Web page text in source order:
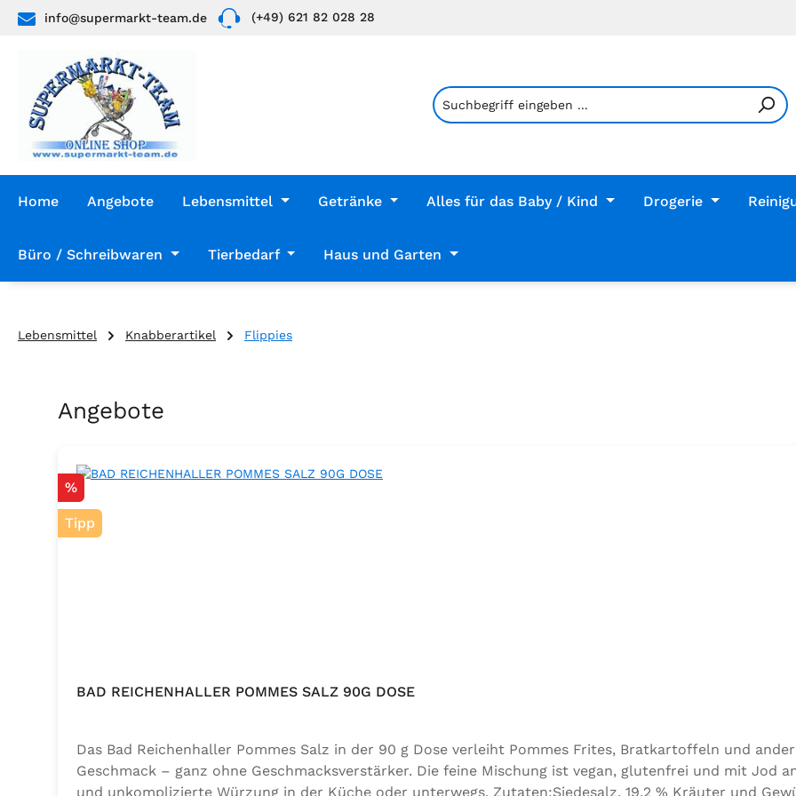
Hauptinhalt springen
Zur Suche springen
Zur Hauptnavigation springen
info@supermarkt-team.de (+49) 621 82 028 28
Home Angebote Lebensmittel Getränke Alles für das Baby / Kind Drogerie
Büro / Schreibwaren Tierbedarf Haus und Garten
Lebensmittel Knabberartikel Flippies
Produktgalerie überspringen
Angebote
Rabatt
%
Tipp
BAD REICHENHALLER POMMES SALZ 90G DOSE
Das Bad Reichenhaller Pommes Salz in der 90 g Dose verleiht Pommes Frites, Bratkartoffeln und
Geschmack – ganz ohne Geschmacksverstärker. Die feine Mischung ist vegan, glutenfrei und mit Jod
und unkomplizierte Würzung in der Küche oder unterwegs. Zutaten:Siedesalz, 19,2 % Kräuter und